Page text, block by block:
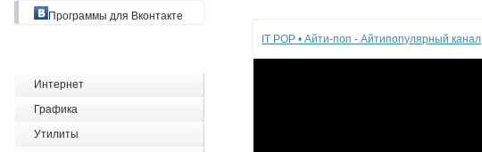
Программы для Вконтакте
Интернет
Графика
Утилиты
IT POP • Айти-поп - Айтипопулярный канал